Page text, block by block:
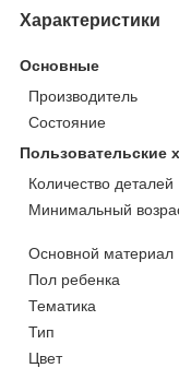
Характеристики
Основные
Производитель
Состояние
Пользовательские
Количество деталей
Минимальный
Основной материал
Пол ребенка
Тематика
Тип
Цвет